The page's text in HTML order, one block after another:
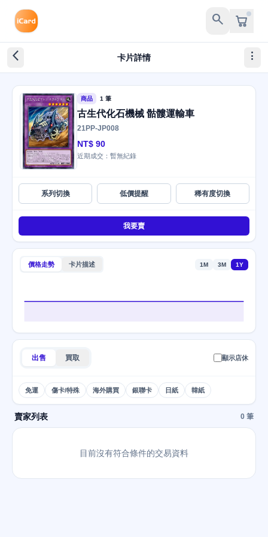
search
arrow_back_ios_new 卡片詳情 more_vert
商品 1 筆
古生代化石機械 骷髏運輸車
21PP-JP008
NT$ 90
近期成交：暫無紀錄
系列切換 低價提醒 稀有度切換
我要賣
價格走勢 卡片描述 1M 3M 1Y
出售 買取 顯示店休
免運 傷卡/特殊 海外購買 銀聯卡 日紙 韓紙
賣家列表 0 筆
目前沒有符合條件的交易資料